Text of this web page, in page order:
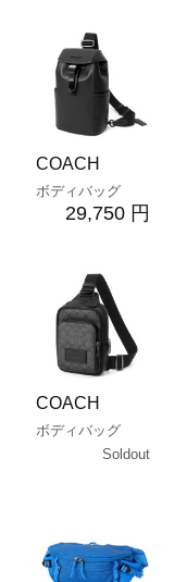
COACH
ボディバッグ
29,750 円
COACH
ボディバッグ
Soldout